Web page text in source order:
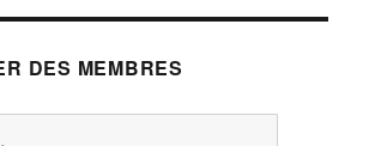
DES MEMBRES